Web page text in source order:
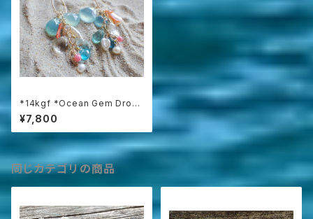
*14kgf *Ocean Gem Drop
Earrings 海の天然石ダングル
ピアス
¥7,800
同じカテゴリの商品